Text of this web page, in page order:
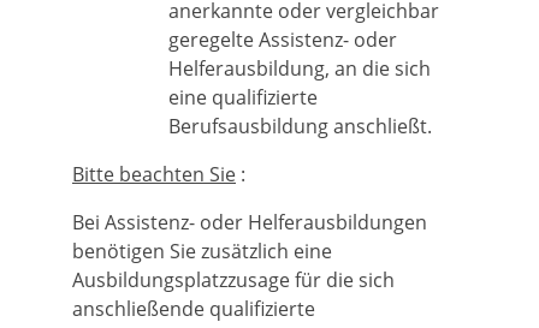
anerkannte oder vergleichbar
geregelte Assistenz- oder
Helferausbildung, an die sich
eine qualifizierte
Berufsausbildung anschließt.
Bitte beachten Sie :
Bei Assistenz- oder Helferausbildungen
benötigen Sie zusätzlich eine
Ausbildungsplatzzusage für die sich
anschließende qualifizierte